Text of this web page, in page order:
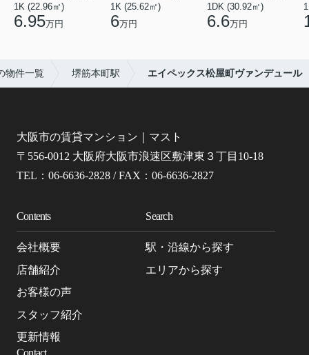
1K (22.96㎡)
6.95万円
1K (25.62㎡)
6万円
1DK (30.92㎡)
6.6万円
物件一覧 堺筋本町駅 エイペックス松屋町ヴァンデュール
大阪市の賃貸マンション｜マスト
〒556-0012 大阪府大阪市浪速区敷津東３丁目10-18
TEL：06-6636-2828 / FAX：06-6636-2827
Contents
会社概要
店舗紹介
お客様の声
スタッフ紹介
更新情報
Search
駅・沿線から探す
エリアから探す